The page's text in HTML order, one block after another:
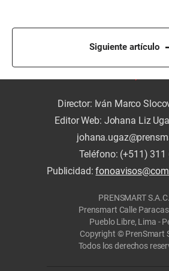
Siguiente artículo
Director: Iván Marco
Editor Web: Johana Liz
Teléfono: (+511) 311
Publicidad:
PRENSMART S.A.C.
Prensmart Calle
Pueblo Libre, Lima -
Copyright © PrenSmart
Todos los derechos